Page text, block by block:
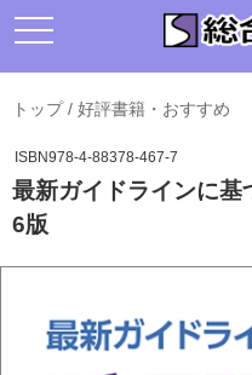
トップ/ 好評書籍・おすすめ
ISBN978-4-88378-467-7
最新ガイドラインに基
6版